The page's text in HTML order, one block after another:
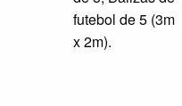
futebol de 5 (3m
x 2m).